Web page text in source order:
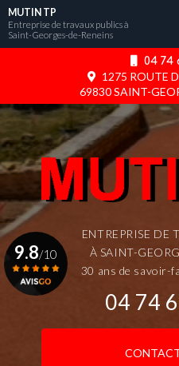
Aller
au
contenu
04 74
1275 ROUTE
69830 SAINT-
MUTIN TP
Entreprise de travaux publics à
Saint-Georges-de-Reneins
ENTREPRISE DE
À SAINT-
30 ans de savoir-
04 74
9.8/10